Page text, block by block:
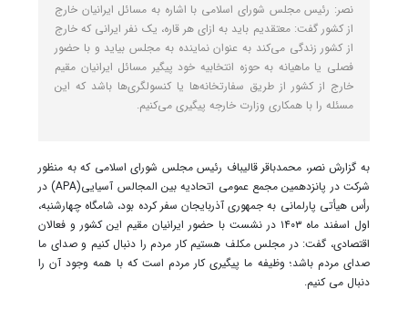
نصر: رئیس مجلس شورای اسلامی با اشاره به مسائل ایرانیان خارج
از کشور گفت: معتقدیم باید به ازای هر قاره، یک نفر ایرانی که خارج
از کشور زندگی می‌کند به عنوان نماینده به مجلس بیاید و با حضور
فصلی یا ماهیانه به حوزه انتخابیه خود پیگیر مسائل ایرانیان مقیم
خارج از کشور از طریق سفارتخانه‌ها یا کنسولگری‌ها باشد که این
مسئله را با همکاری وزارت خارجه پیگیری می‌کنیم.
به گزارش نصر، محمدباقر قالیباف رئیس مجلس شورای اسلامی که به منظور
شرکت در پانزدهمین مجمع عمومی اتحادیه بین المجالس آسیایی(APA) در
رأس هیأتی پارلمانی به جمهوری آذربایجان سفر کرده بود، شامگاه چهارشنبه،
اول اسفند ماه ۱۴۰۳ در نشست با حضور ایرانیان مقیم این کشور و فعالان
اقتصادی، گفت: در مجلس مکلف هستیم کار مردم را دنبال کنیم و صدای ما
صدای مردم باشد؛ وظیفه ما پیگیری کار مردم است که با همه وجود آن را
دنبال می کنیم.